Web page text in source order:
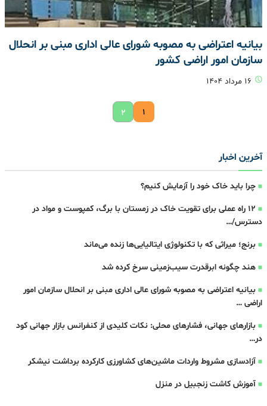
بیانیه اعتراضی به مصوبه شورای عالی اداری مبنی بر انحلال
سازمان امور اراضی کشور
۱ ۲
آخرین اخبار
چرا باید خاک خود را آزمایش کنیم؟
۱۲ راه عملی برای تقویت خاک در زمستان با برگ، کمپوست و مواد در
دسترس/…
برنج؛ میراثی که با تکنولوژی ایتالیایی‌ها زنده می‌ماند
هند چگونه ابرقدرت سیب‌زمینی سرخ کرده شد
بیانیه اعتراضی به مصوبه شورای عالی اداری مبنی بر انحلال سازمان امور
اراضی …
بازارهای جهانی، فشارهای محلی: نکات کلیدی از کنفرانس بازار جهانی کود
در…
آزادسازی مشروط واردات ماشین‌های کشاورزی کارکرده برداشت نیشکر
آموزش کاشت زنجبیل در منزل